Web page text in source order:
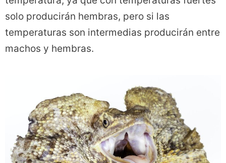
solo producirán hembras, pero si las
temperaturas son intermedias producirán entre
machos y hembras.